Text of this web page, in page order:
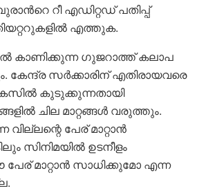
റീ എഡിറ്റഡ് പതിപ്പ്
എത്തുക.
കാണിക്കുന്ന ഗുജറാത്ത് കലാപ
സർക്കാരിന് എതിരായവരെ
കുടുക്കുന്നതായി
ചില മാറ്റങ്ങൾ വരുത്തും.
പേര് മാറ്റാൻ
സിനിമയിൽ ഉടനീളം
മാറ്റാൻ സാധിക്കുമോ എന്ന